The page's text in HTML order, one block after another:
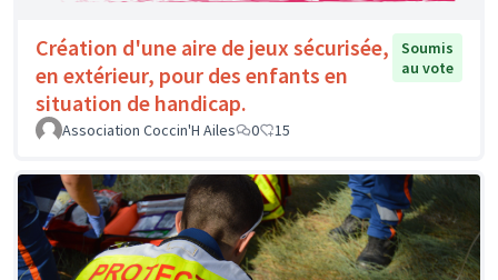
Création d'une aire de jeux sécurisée,
en extérieur, pour des enfants en
situation de handicap.
Soumis
au vote
Association Coccin'H Ailes 0 15